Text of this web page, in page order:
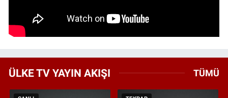
ÜLKE TV YAYIN AKIŞI TÜMÜ